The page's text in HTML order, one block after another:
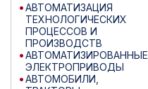
АВТОМАТИЗАЦИЯ
ТЕХНОЛОГИЧЕСКИХ
ПРОЦЕССОВ И
ПРОИЗВОДСТВ
АВТОМАТИЗИРОВАННЫЕ
ЭЛЕКТРОПРИВОДЫ
АВТОМОБИЛИ,